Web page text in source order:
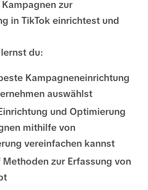
Kampagnen zur
in TikTok einrichtest und
lernst du:
Kampagneneinrichtung
auswählst
und Optimierung
mithilfe von
vereinfachen kannst
Methoden zur Erfassung von